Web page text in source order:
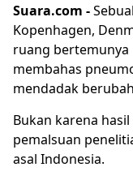
Suara.com -
Kopenhagen,
ruang bertemunya
membahas
mendadak
Bukan karena
pemalsuan
asal Indonesia.